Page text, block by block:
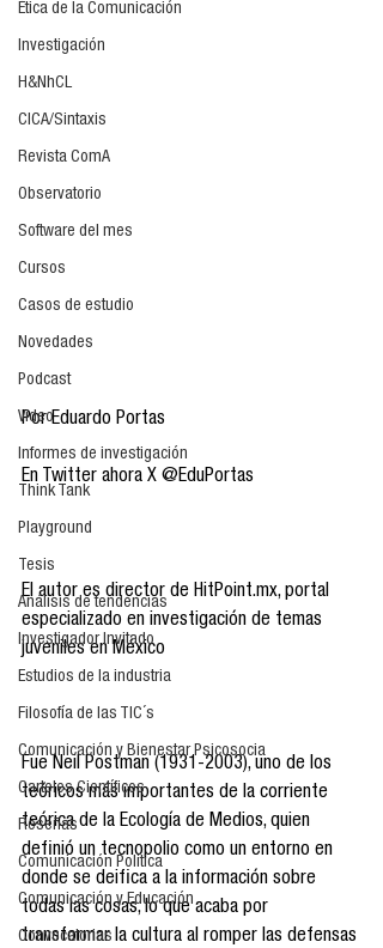
Ética de la Comunicación
Investigación
H&NhCL
CICA/Sintaxis
Revista ComA
Observatorio
Software del mes
Cursos
Casos de estudio
Novedades
Podcast
Video
Informes de investigación
Think Tank
Playground
Tesis
Análisis de tendencias
Investigador Invitado
Estudios de la industria
Filosofía de las TIC´s
Comunicación y Bienestar Psicosocia
Carteles Científicos
Reseñas
Comunicación Política
Comunicación y Educación
Convocatorias
Por Eduardo Portas
En Twitter ahora X @EduPortas
El autor es director de HitPoint.mx, portal
especializado en investigación de temas
juveniles en México
Fue Neil Postman (1931-2003), uno de los
teóricos más importantes de la corriente
teórica de la Ecología de Medios, quien
definió un tecnopolio como un entorno en
donde se deifica a la información sobre
todas las cosas, lo que acaba por
transformar la cultura al romper las defensas